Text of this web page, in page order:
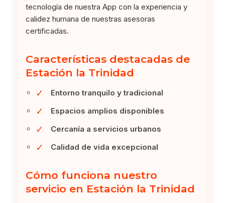
tecnología de nuestra App con la experiencia y
calidez humana de nuestras asesoras
certificadas.
Características destacadas de
Estación la Trinidad
✓ Entorno tranquilo y tradicional
✓ Espacios amplios disponibles
✓ Cercanía a servicios urbanos
✓ Calidad de vida excepcional
Cómo funciona nuestro
servicio en Estación la Trinidad